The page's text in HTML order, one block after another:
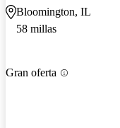
Bloomington, IL
58 millas
Gran oferta